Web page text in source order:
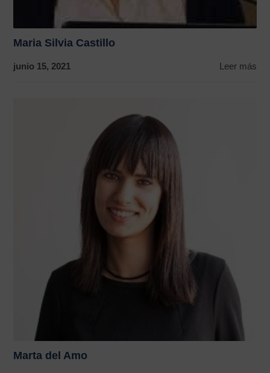
Maria Silvia Castillo
junio 15, 2021 Leer más
Marta del Amo